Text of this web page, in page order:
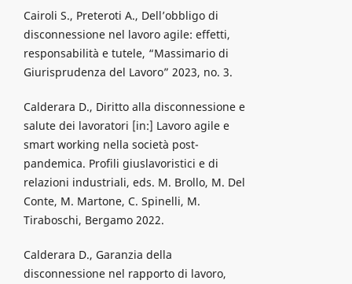
Cairoli S., Preteroti A., Dell’obbligo di
disconnessione nel lavoro agile: effetti,
responsabilità e tutele, “Massimario di
Giurisprudenza del Lavoro” 2023, no. 3.
Calderara D., Diritto alla disconnessione e
salute dei lavoratori [in:] Lavoro agile e
smart working nella società post-
pandemica. Profili giuslavoristici e di
relazioni industriali, eds. M. Brollo, M. Del
Conte, M. Martone, C. Spinelli, M.
Tiraboschi, Bergamo 2022.
Calderara D., Garanzia della
disconnessione nel rapporto di lavoro,